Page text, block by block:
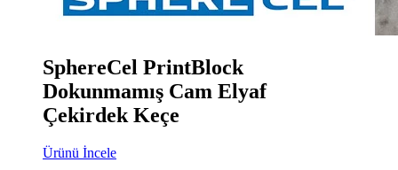
SphereCel PrintBlock
Dokunmamış Cam Elyaf
Çekirdek Keçe
Ürünü İncele